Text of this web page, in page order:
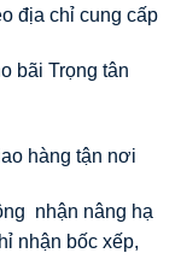
địa chỉ cung cấp
bãi Trọng tân
hàng tận nơi
nhận nâng hạ
nhận bốc xếp,